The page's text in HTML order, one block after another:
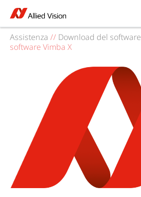
Assistenza // Download del software
software Vimba X